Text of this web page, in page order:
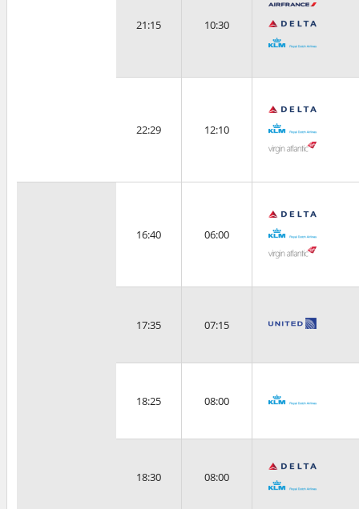
21:15 10:30
22:29 12:10
16:40 06:00
17:35 07:15
18:25 08:00
18:30 08:00